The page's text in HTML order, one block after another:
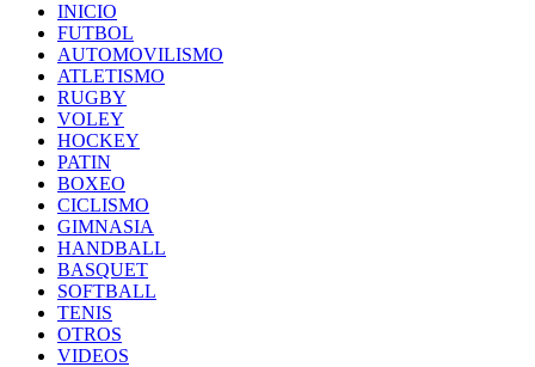
INICIO
FUTBOL
AUTOMOVILISMO
ATLETISMO
RUGBY
VOLEY
HOCKEY
PATIN
BOXEO
CICLISMO
GIMNASIA
HANDBALL
BASQUET
SOFTBALL
TENIS
OTROS
VIDEOS